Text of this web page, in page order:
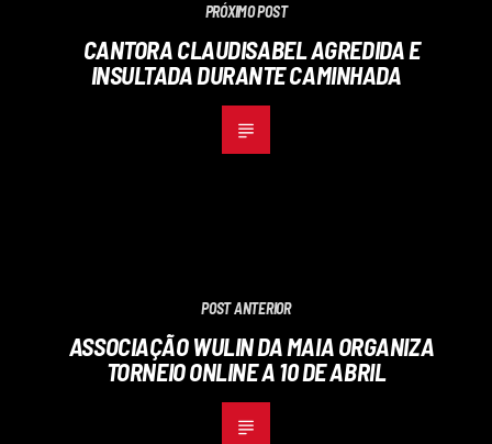
PRÓXIMO POST
CANTORA CLAUDISABEL AGREDIDA E
INSULTADA DURANTE CAMINHADA
POST ANTERIOR
ASSOCIAÇÃO WULIN DA MAIA ORGANIZA
TORNEIO ONLINE A 10 DE ABRIL